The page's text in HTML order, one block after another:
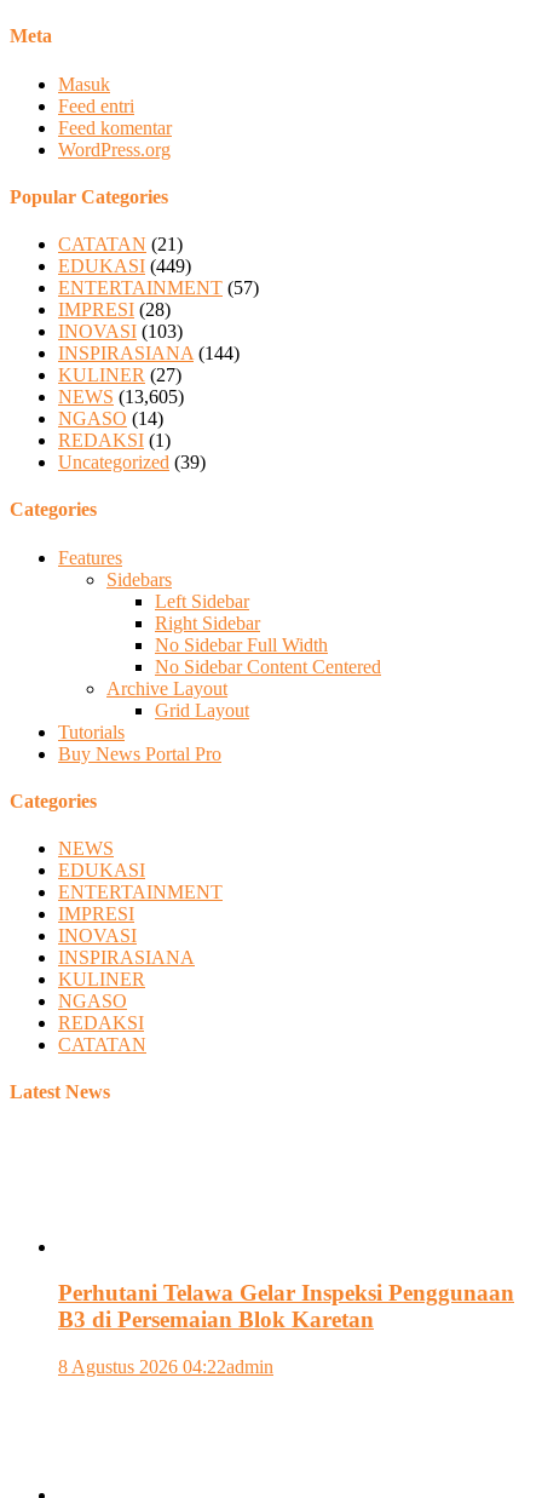
Meta
Masuk
Feed entri
Feed komentar
WordPress.org
Popular Categories
CATATAN (21)
EDUKASI (449)
ENTERTAINMENT (57)
IMPRESI (28)
INOVASI (103)
INSPIRASIANA (144)
KULINER (27)
NEWS (13,605)
NGASO (14)
REDAKSI (1)
Uncategorized (39)
Categories
Features
Sidebars
Left Sidebar
Right Sidebar
No Sidebar Full Width
No Sidebar Content Centered
Archive Layout
Grid Layout
Tutorials
Buy News Portal Pro
Categories
NEWS
EDUKASI
ENTERTAINMENT
IMPRESI
INOVASI
INSPIRASIANA
KULINER
NGASO
REDAKSI
CATATAN
Latest News
Perhutani Telawa Gelar Inspeksi Penggunaan
B3 di Persemaian Blok Karetan
8 Agustus 2026 04:22admin